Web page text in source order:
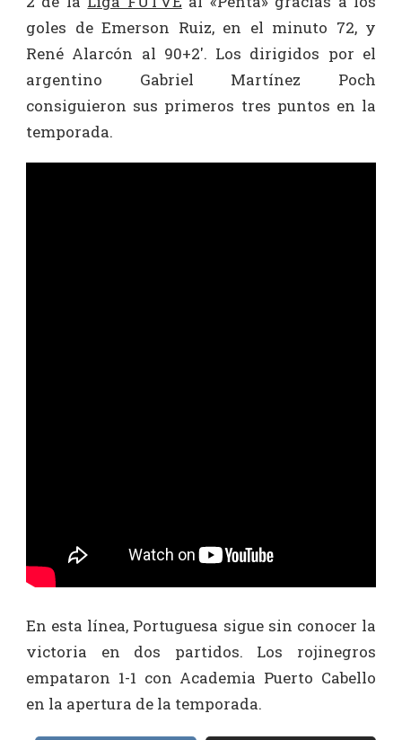
goles de Emerson Ruiz, en el minuto 72, y
René Alarcón al 90+2′. Los dirigidos por el
argentino Gabriel Martínez Poch
consiguieron sus primeros tres puntos en la
temporada.
En esta línea, Portuguesa sigue sin conocer la
victoria en dos partidos. Los rojinegros
empataron 1-1 con Academia Puerto Cabello
en la apertura de la temporada.